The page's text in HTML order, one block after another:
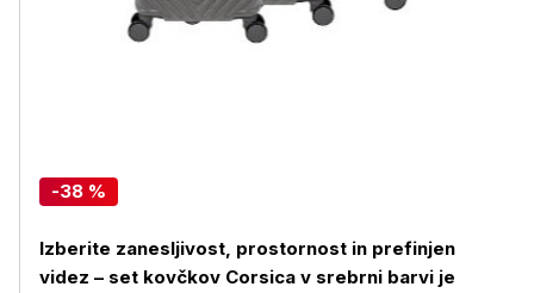
-38 %
Izberite zanesljivost, prostornost in prefinjen
videz – set kovčkov Corsica v srebrni barvi je